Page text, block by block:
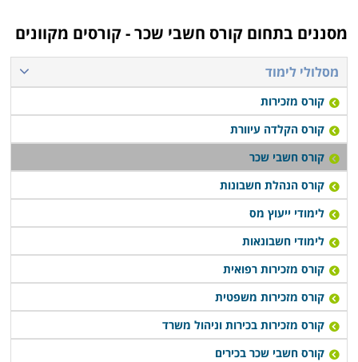
מסננים בתחום קורס חשבי שכר - קורסים מקוונים
מסלולי לימוד
קורס מזכירות
קורס הקלדה עיוורת
קורס חשבי שכר
קורס הנהלת חשבונות
לימודי ייעוץ מס
לימודי חשבונאות
קורס מזכירות רפואית
קורס מזכירות משפטית
קורס מזכירות בכירות וניהול משרד
קורס חשבי שכר בכירים